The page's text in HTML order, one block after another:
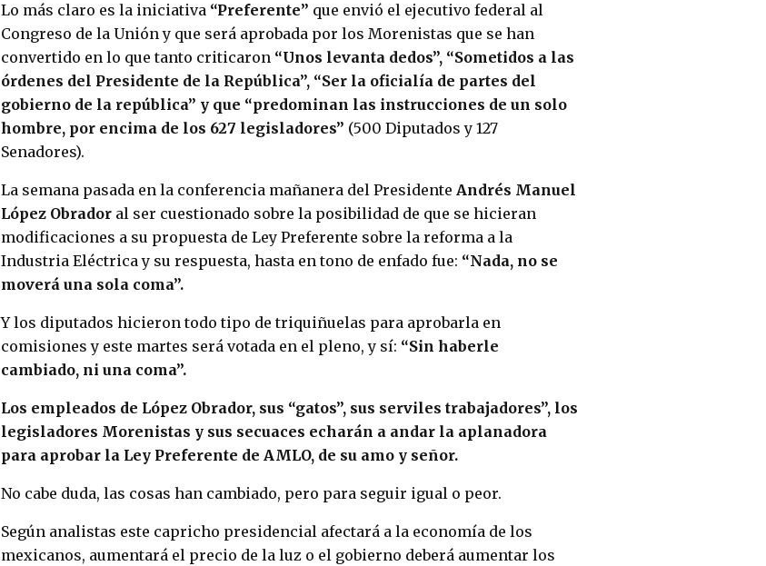
Lo más claro es la iniciativa “Preferente” que envió el ejecutivo federal al
Congreso de la Unión y que será aprobada por los Morenistas que se han
convertido en lo que tanto criticaron “Unos levanta dedos”, “Sometidos a las
órdenes del Presidente de la República”, “Ser la oficialía de partes del
gobierno de la república” y que “predominan las instrucciones de un solo
hombre, por encima de los 627 legisladores” (500 Diputados y 127
Senadores).
La semana pasada en la conferencia mañanera del Presidente Andrés Manuel
López Obrador al ser cuestionado sobre la posibilidad de que se hicieran
modificaciones a su propuesta de Ley Preferente sobre la reforma a la
Industria Eléctrica y su respuesta, hasta en tono de enfado fue: “Nada, no se
moverá una sola coma”.
Y los diputados hicieron todo tipo de triquiñuelas para aprobarla en
comisiones y este martes será votada en el pleno, y sí: “Sin haberle
cambiado, ni una coma”.
Los empleados de López Obrador, sus “gatos”, sus serviles trabajadores”, los
legisladores Morenistas y sus secuaces echarán a andar la aplanadora
para aprobar la Ley Preferente de AMLO, de su amo y señor.
No cabe duda, las cosas han cambiado, pero para seguir igual o peor.
Según analistas este capricho presidencial afectará a la economía de los
mexicanos, aumentará el precio de la luz o el gobierno deberá aumentar los